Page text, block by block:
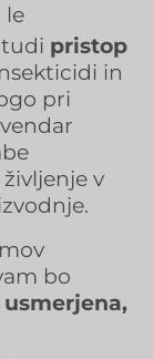
le
pristop
in
pri
v
bo